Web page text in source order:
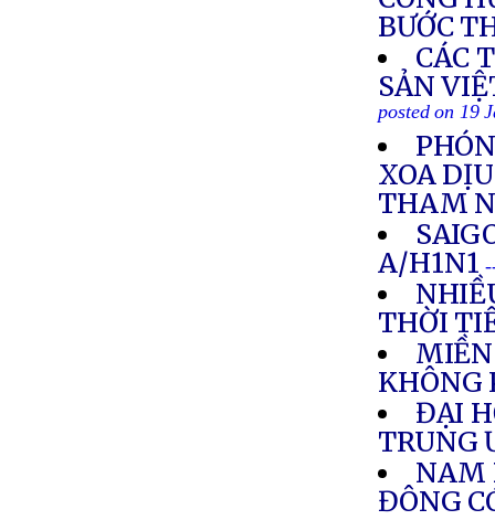
BƯỚC
CÁC
SẢN
posted on 19
XOA
THAM
A/H1N1
THỜI
ĐẠI
TRUNG
NAM
ĐÔNG